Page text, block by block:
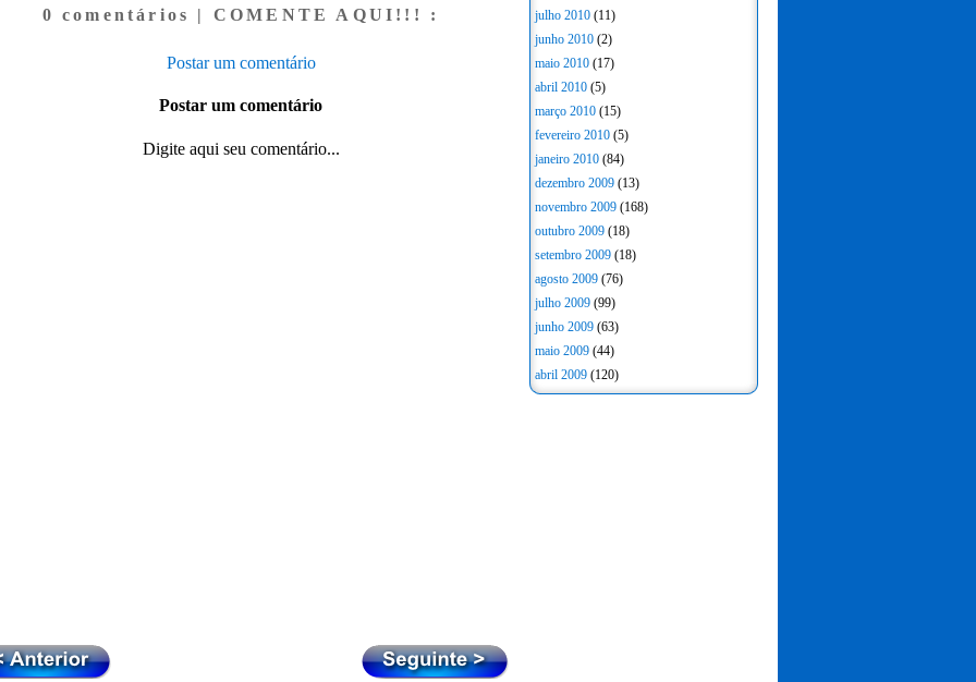
0 comentários | COMENTE AQUI!!! :
Postar um comentário
Postar um comentário
Digite aqui seu comentário...
julho 2010 (11)
junho 2010 (2)
maio 2010 (17)
abril 2010 (5)
março 2010 (15)
fevereiro 2010 (5)
janeiro 2010 (84)
dezembro 2009 (13)
novembro 2009 (168)
outubro 2009 (18)
setembro 2009 (18)
agosto 2009 (76)
julho 2009 (99)
junho 2009 (63)
maio 2009 (44)
abril 2009 (120)